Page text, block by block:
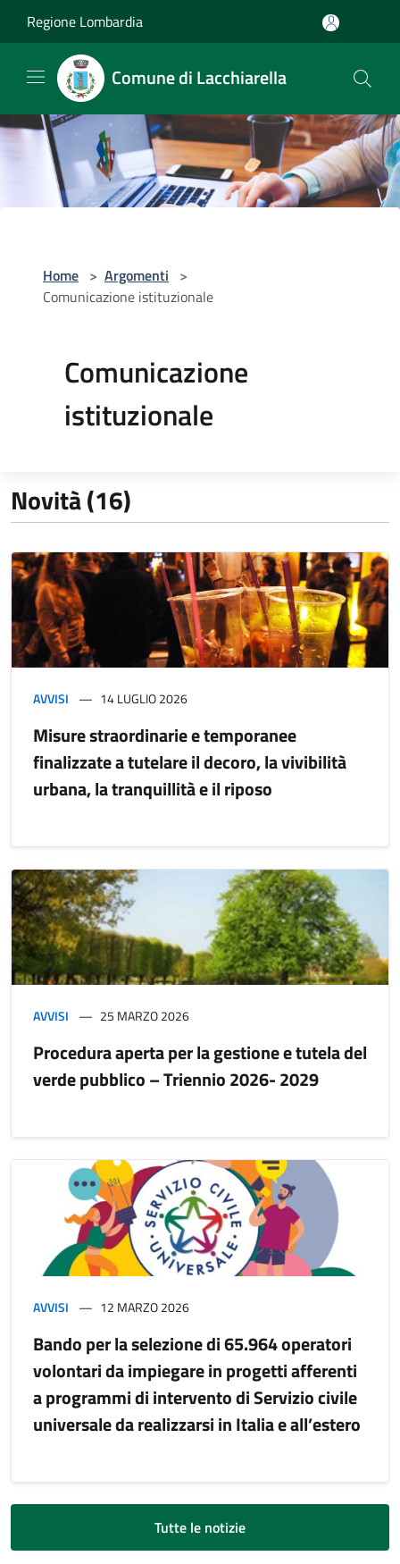
Regione Lombardia
Comune di Lacchiarella
Home > Argomenti >
Comunicazione istituzionale
Comunicazione
istituzionale
Novità (16)
AVVISI 14 LUGLIO 2026
Misure straordinarie e temporanee
finalizzate a tutelare il decoro, la vivibilità
urbana, la tranquillità e il riposo
AVVISI 25 MARZO 2026
Procedura aperta per la gestione e tutela del
verde pubblico – Triennio 2026- 2029
AVVISI 12 MARZO 2026
Bando per la selezione di 65.964 operatori
volontari da impiegare in progetti afferenti
a programmi di intervento di Servizio civile
universale da realizzarsi in Italia e all’estero
Tutte le notizie